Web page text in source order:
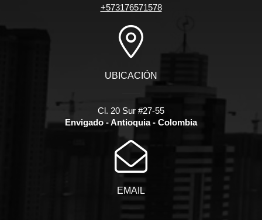
+573176571578
UBICACIÓN
Cl. 20 Sur #27-55
Envigado - Antioquia - Colombia
EMAIL